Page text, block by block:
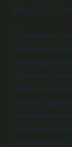
Rüyada Diş
Öğrenmenin,
dönüşüm
yolculuğunda bir
Öğrenme,
şekillendirir,
yöntemi,
alanındaki
metafor bile,
süreç olduğunu